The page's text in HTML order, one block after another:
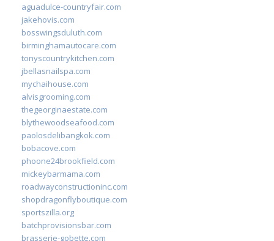
aguadulce-countryfair.com
jakehovis.com
bosswingsduluth.com
birminghamautocare.com
tonyscountrykitchen.com
jbellasnailspa.com
mychaihouse.com
alvisgrooming.com
thegeorginaestate.com
blythewoodseafood.com
paolosdelibangkok.com
bobacove.com
phoone24brookfield.com
mickeybarmama.com
roadwayconstructioninc.com
shopdragonflyboutique.com
sportszilla.org
batchprovisionsbar.com
brasserie-gobette.com